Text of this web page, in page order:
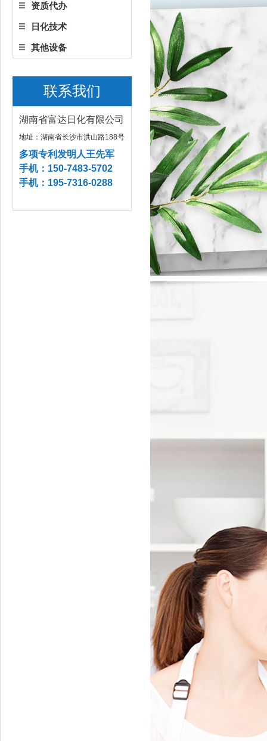
资质代办
日化技术
其他设备
联系我们
湖南省富达日化有限公司
地址：湖南省长沙市洪山路188号
多项专利发明人王先军
手机：150-7483-5702
手机：195-7316-0288